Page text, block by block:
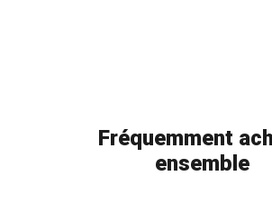
Fréquemment
ensemble